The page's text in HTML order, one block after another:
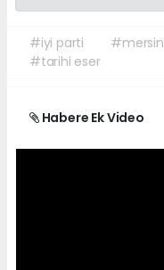
#iyi parti #mersin
#tarihi eser
Habere Ek Video